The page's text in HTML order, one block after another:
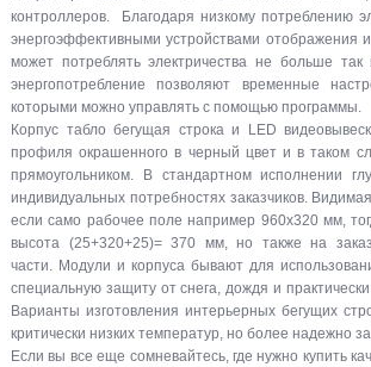
контроллеров. Благодаря низкому потреблению
энергоэффективными устройствами отображения
может потреблять электричества не больше
энергопотребление позволяют временные
которыми можно управлять с помощью программы.
Корпус табло бегущая строка и LED
профиля окрашенного в черный цвет и в таком
прямоугольником. В стандартном
индивидуальных потребностях заказчиков.
если само рабочее поле например 960х320 мм,
высота (25+320+25)= 370 мм, но также на
части. Модули и корпуса бывают для
специальную защиту от снега, дождя и
Варианты изготовления интерьерных бегущих
критически низких температур, но более надежно
Если вы все еще сомневайтесь, где нужно купить